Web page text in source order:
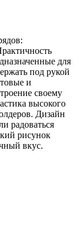
для
под рукой
и
своему
высокого
Дизайн
радоваться
рисунок
вкус.